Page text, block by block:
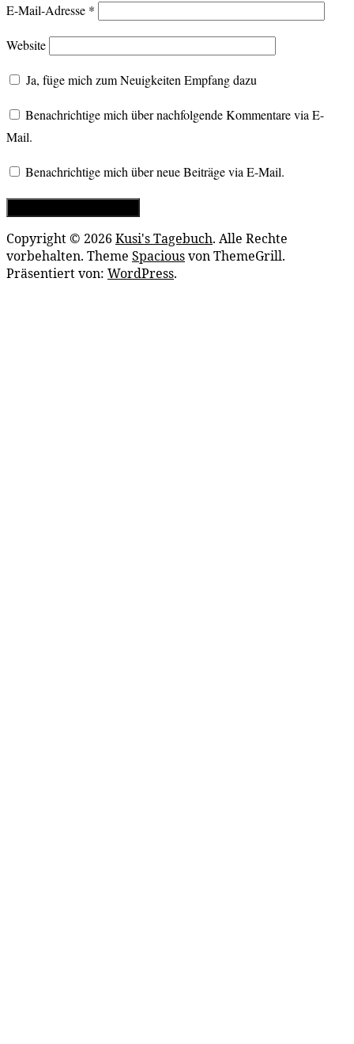
E-Mail-Adresse *
Website
Ja, füge mich zum Neuigkeiten Empfang dazu
Benachrichtige mich über nachfolgende Kommentare via E-
Mail.
Benachrichtige mich über neue Beiträge via E-Mail.
Copyright © 2026 Kusi's Tagebuch. Alle Rechte
vorbehalten. Theme Spaciousvon ThemeGrill.
Präsentiert von: WordPress.